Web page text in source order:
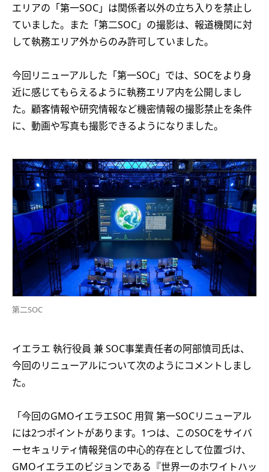
エリアの「第一SOC」は関係者以外の立ち入りを禁止し
ていました。また「第二SOC」の撮影は、報道機関に対
して執務エリア外からのみ許可していました。
今回リニューアルした「第一SOC」では、SOCをより身
近に感じてもらえるように執務エリア内を公開しまし
た。顧客情報や研究情報など機密情報の撮影禁止を条件
に、動画や写真も撮影できるようになりました。
第二SOC
イエラエ 執行役員 兼 SOC事業責任者の阿部慎司氏は、
今回のリニューアルについて次のようにコメントしまし
た。
「今回のGMOイエラエSOC 用賀 第一SOCリニューアル
には2つポイントがあります。1つは、このSOCをサイバ
ーセキュリティ情報発信の中心的存在として位置づけ、
GMOイエラエのビジョンである『世界一のホワイトハッ